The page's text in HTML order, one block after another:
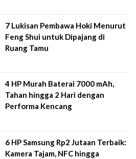
7 Lukisan Pembawa Hoki Menurut
Feng Shui untuk Dipajang di
Ruang Tamu
4 HP Murah Baterai 7000 mAh,
Tahan hingga 2 Hari dengan
Performa Kencang
6 HP Samsung Rp2 Jutaan Terbaik:
Kamera Tajam, NFC hingga